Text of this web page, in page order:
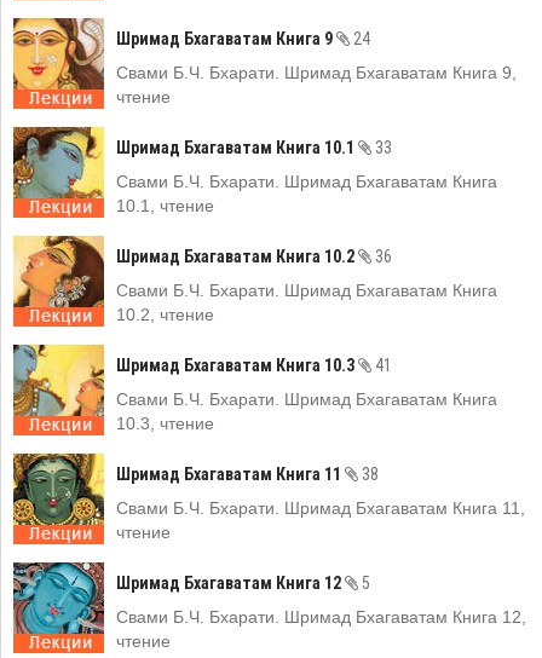
Шримад Бхагаватам Книга 9
24
Свами Б.Ч. Бхарати. Шримад Бхагаватам Книга 9,
чтение
Шримад Бхагаватам Книга 10.1
33
Свами Б.Ч. Бхарати. Шримад Бхагаватам Книга
10.1, чтение
Шримад Бхагаватам Книга 10.2
36
Свами Б.Ч. Бхарати. Шримад Бхагаватам Книга
10.2, чтение
Шримад Бхагаватам Книга 10.3
41
Свами Б.Ч. Бхарати. Шримад Бхагаватам Книга
10.3, чтение
Шримад Бхагаватам Книга 11
38
Свами Б.Ч. Бхарати. Шримад Бхагаватам Книга 11,
чтение
Шримад Бхагаватам Книга 12
5
Свами Б.Ч. Бхарати. Шримад Бхагаватам Книга 12,
чтение